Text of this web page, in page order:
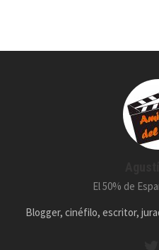
El 50% de
Blogger, cinéfilo, escritor,